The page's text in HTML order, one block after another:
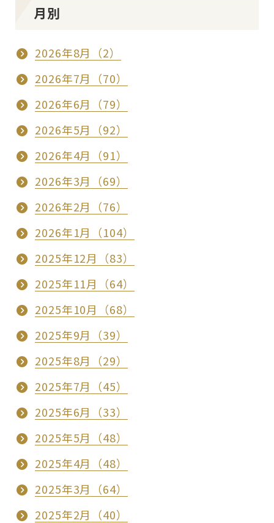
月別
2026年8月（2）
2026年7月（70）
2026年6月（79）
2026年5月（92）
2026年4月（91）
2026年3月（69）
2026年2月（76）
2026年1月（104）
2025年12月（83）
2025年11月（64）
2025年10月（68）
2025年9月（39）
2025年8月（29）
2025年7月（45）
2025年6月（33）
2025年5月（48）
2025年4月（48）
2025年3月（64）
2025年2月（40）